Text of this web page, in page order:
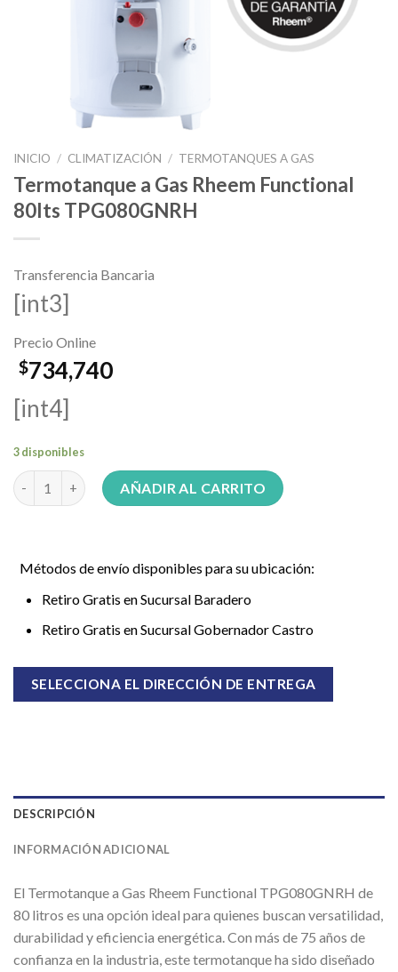
INICIO / CLIMATIZACIÓN / TERMOTANQUES A GAS
Termotanque a Gas Rheem Functional
80lts TPG080GNRH
Transferencia Bancaria
[int3]
Precio Online
$734,740
[int4]
3 disponibles
Termotanque a Gas Rheem Functional 80lts TPG080GNRH
AÑADIR AL CARRITO
Métodos de envío disponibles para su ubicación:
Retiro Gratis en Sucursal Baradero
Retiro Gratis en Sucursal Gobernador Castro
SELECCIONA EL DIRECCIÓN DE ENTREGA
DESCRIPCIÓN
INFORMACIÓN ADICIONAL
El Termotanque a Gas Rheem Functional TPG080GNRH de
80 litros es una opción ideal para quienes buscan versatilidad,
durabilidad y eficiencia energética. Con más de 75 años de
confianza en la industria, este termotanque ha sido diseñado